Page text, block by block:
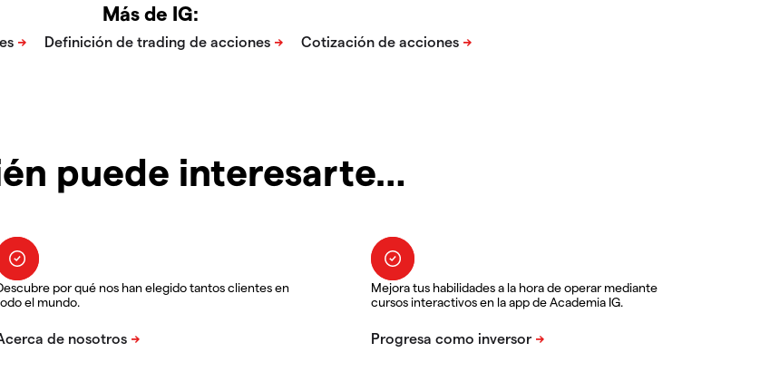
Más de IG:
puede interesarte…
por qué nos han elegido tantos clientes en
el mundo.
Mejora tus habilidades a la hora de operar mediante
cursos interactivos en la app de Academia IG.